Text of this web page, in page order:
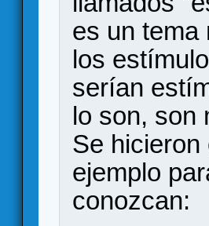
es un tema
los
serían
lo son, son
Se
ejemplo
conozcan: